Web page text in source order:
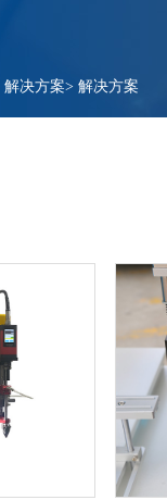
解决方案> 解决方案